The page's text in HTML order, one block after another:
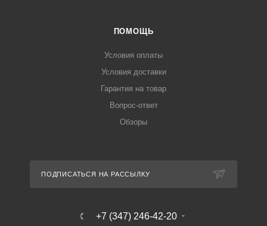
ПОМОЩЬ
Условия оплаты
Условия доставки
Гарантия на товар
Вопрос-ответ
Обзоры
ПОДПИСАТЬСЯ НА РАССЫЛКУ
+7 (347) 246-42-20